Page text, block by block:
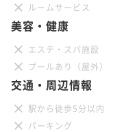
ルームサービス
美容・健康
エステ・スパ施設
プールあり（屋外）
交通・周辺情報
駅から徒歩5分以内
パーキング